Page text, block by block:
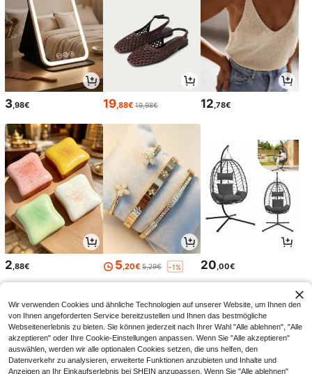
3 ,98€ 19,88€ 19,98€ 12 ,78€
2 ,88€ 5 ,20€ 5,29€ -1% 20 ,00€
Wir verwenden Cookies und ähnliche Technologien auf unserer Website, um Ihnen den
von Ihnen angeforderten Service bereitzustellen und Ihnen das bestmögliche
Webseitenerlebnis zu bieten. Sie können jederzeit nach Ihrer Wahl "Alle ablehnen", "Alle
akzeptieren" oder Ihre Cookie-Einstellungen anpassen. Wenn Sie "Alle akzeptieren"
auswählen, werden wir alle optionalen Cookies setzen, die uns helfen, den
Datenverkehr zu analysieren, erweiterte Funktionen anzubieten und Inhalte und
Anzeigen an Ihr Einkaufserlebnis bei SHEIN anzupassen. Wenn Sie "Alle ablehnen"